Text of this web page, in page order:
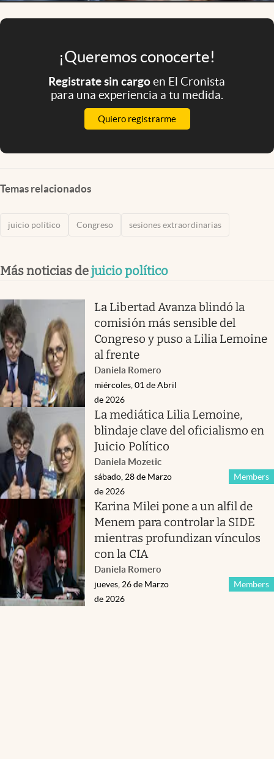
¡Queremos conocerte!
Registrate sin cargoen El Cronista
para una experiencia a tu medida.
Quiero registrarme
Temas relacionados
juicio político Congreso sesiones extraordinarias
Más noticias dejuicio político
La Libertad Avanza blindó la
comisión más sensible del
Congreso y puso a Lilia Lemoine
al frente
Daniela Romero
miércoles, 01 de Abril
de 2026
La mediática Lilia Lemoine,
blindaje clave del oficialismo en
Juicio Político
Daniela Mozetic
Members
sábado, 28 de Marzo
de 2026
Karina Milei pone a un alfil de
Menem para controlar la SIDE
mientras profundizan vínculos
con la CIA
Daniela Romero
Members
jueves, 26 de Marzo
de 2026